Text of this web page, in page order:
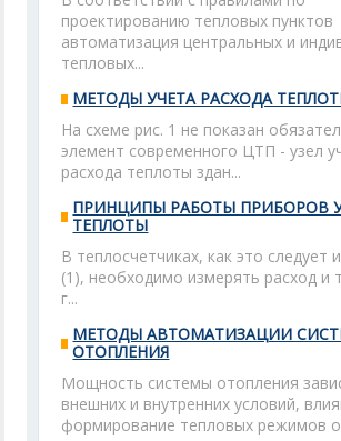
проектированию тепловых пунктов
автоматизация центральных и
тепловых...
МЕТОДЫ УЧЕТА РАСХОДА
На схеме рис. 1 не показан
элемент современного ЦТП - узел
расхода теплоты здан...
ПРИНЦИПЫ РАБОТЫ ПРИБОРОВ
ТЕПЛОТЫ
В теплосчетчиках, как это следует
(1), необходимо измерять расход и
г...
МЕТОДЫ АВТОМАТИЗАЦИИ
ОТОПЛЕНИЯ
Мощность системы отопления
внешних и внутренних условий,
формирование тепловых режимов